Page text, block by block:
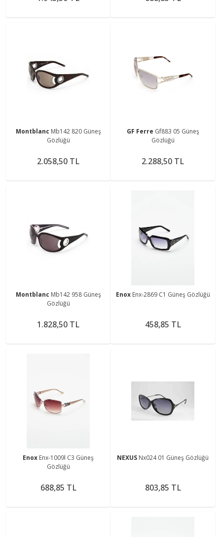
Montblanc Mb142 820 Güneş
Gözlüğü
2.058,50 TL
GF Ferre Gf883 05 Güneş
Gözlüğü
2.288,50 TL
Montblanc Mb142 958 Güneş
Gözlüğü
1.828,50 TL
Enox Enx-2869 C1 Güneş Gözlüğü
458,85 TL
Enox Enx-1009l C3 Güneş
Gözlüğü
688,85 TL
NEXUS Nx024 01 Güneş Gözlüğü
803,85 TL